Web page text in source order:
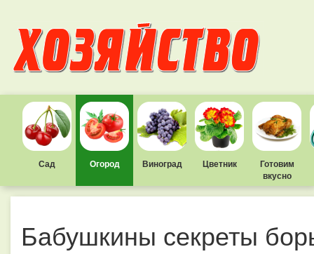
Сад Огород Виноград Цветник
Готовим
вкусно
Бабушкины секреты